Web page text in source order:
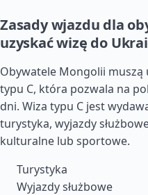
Zasady wjazdu dla
uzyskać wizę do
Obywatele Mongolii
typu C, która pozwala na
dni. Wiza typu C jest
turystyka, wyjazdy
kulturalne lub sportowe.
Turystyka
Wyjazdy służbowe